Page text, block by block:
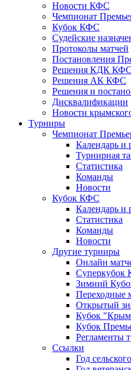
Новости КФС
Чемпионат
Кубок КФС
Судейские
Протоколы матчей
Постановления
Решения КДК КФС
Решения АК КФС
Решения и
Дисквалификации
Новости
Турниры
Чемпионат
Календарь и
Турнирная
Статистика
Команды
Новости
Кубок КФС
Календарь и
Статистика
Команды
Новости
Другие турниры
Онлайн
Суперкубок
Зимний
Переходные
Открытый
Кубок
Кубок
Регламенты
Ссылки
Год